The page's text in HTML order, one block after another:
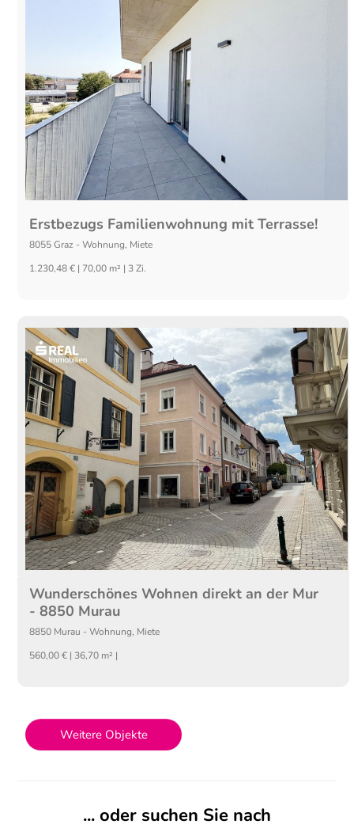
Erstbezugs Familienwohnung mit Terrasse!
8055 Graz -Wohnung, Miete
1.230,48 € | 70,00 m² | 3 Zi.
Wunderschönes Wohnen direkt an der Mur
- 8850 Murau
8850 Murau -Wohnung, Miete
560,00 € | 36,70 m² |
Weitere Objekte
... oder suchen Sie nach